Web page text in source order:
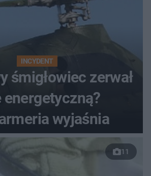
INCYDENT
śmigłowiec zerwał
energetyczną?
wyjaśnia
11